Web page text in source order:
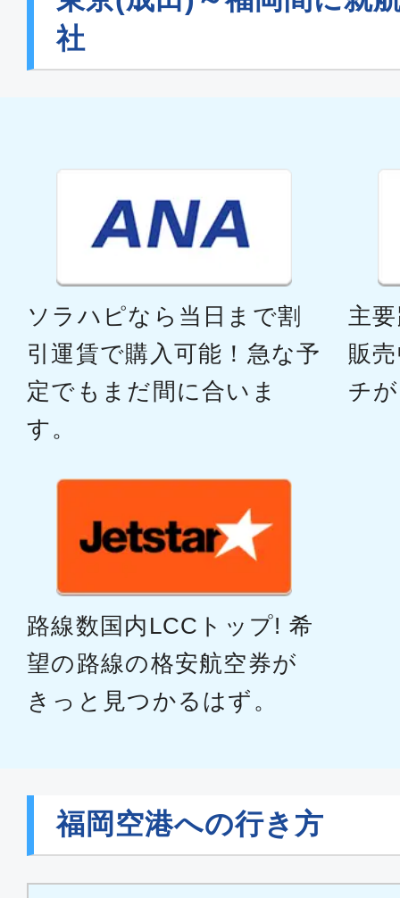
社
ソラハピなら当日まで割
引運賃で購入可能！急な予
定でもまだ間に合いま
す。
主
販
チ
路線数国内LCCトップ! 希
望の路線の格安航空券が
きっと見つかるはず。
福岡空港への行き方